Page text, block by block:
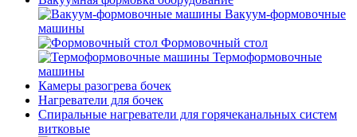
Вакуум-формовочные
машины
Формовочный стол
Термоформовочные
машины
Камеры разогрева бочек
Нагреватели для бочек
Спиральные нагреватели для горячеканальных систем
витковые